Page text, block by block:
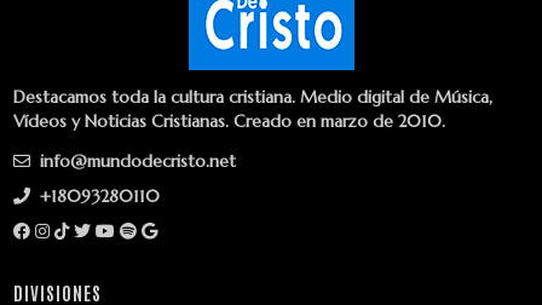
Destacamos toda la cultura cristiana. Medio digital de Música,
Vídeos y Noticias Cristianas. Creado en marzo de 2010.
info@mundodecristo.net
+18093280110
DIVISIONES